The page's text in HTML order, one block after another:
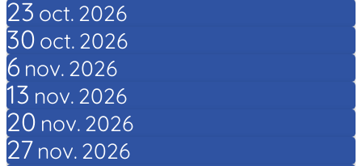
23 oct. 2026
30 oct. 2026
6 nov. 2026
13 nov. 2026
20 nov. 2026
27 nov. 2026